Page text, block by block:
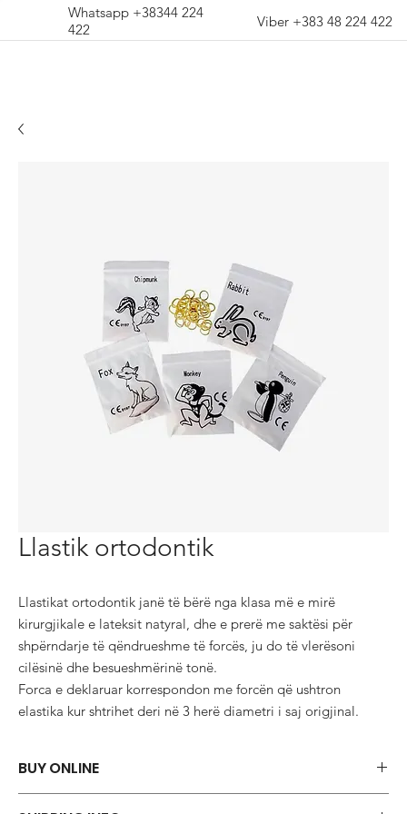
Llastik ortodontik
Llastikat ortodontik janë të bërë nga klasa më e mirë
kirurgjikale e lateksit natyral, dhe e prerë me saktësi për
shpërndarje të qëndrueshme të forcës, ju do të vlerësoni
cilësinë dhe besueshmërinë tonë.
Forca e deklaruar korrespondon me forcën që ushtron
elastika kur shtrihet deri në 3 herë diametri i saj origjinal.
BUY ONLINE
Whatsapp +38344 224
422
Viber +383 48 224 422